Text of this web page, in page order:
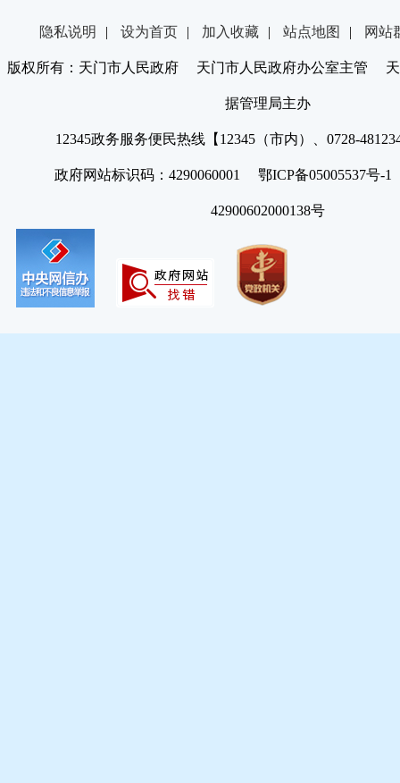
隐私说明 | 设为首页 | 加入收藏 | 站点地图 | 网站
版权所有：天门市人民政府 天门市人民政府办公室主管 天
据管理局主办
12345政务服务便民热线【12345（市内）、0728-
政府网站标识码：4290060001 鄂ICP备05005537号
42900602000138号